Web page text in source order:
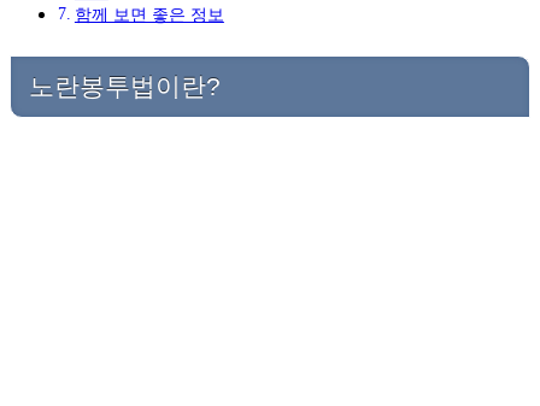
함께 보면 좋은 정보
노란봉투법이란?